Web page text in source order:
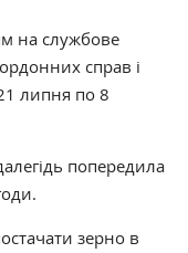
на службове
справ і
липня по 8
попередила
зерно в